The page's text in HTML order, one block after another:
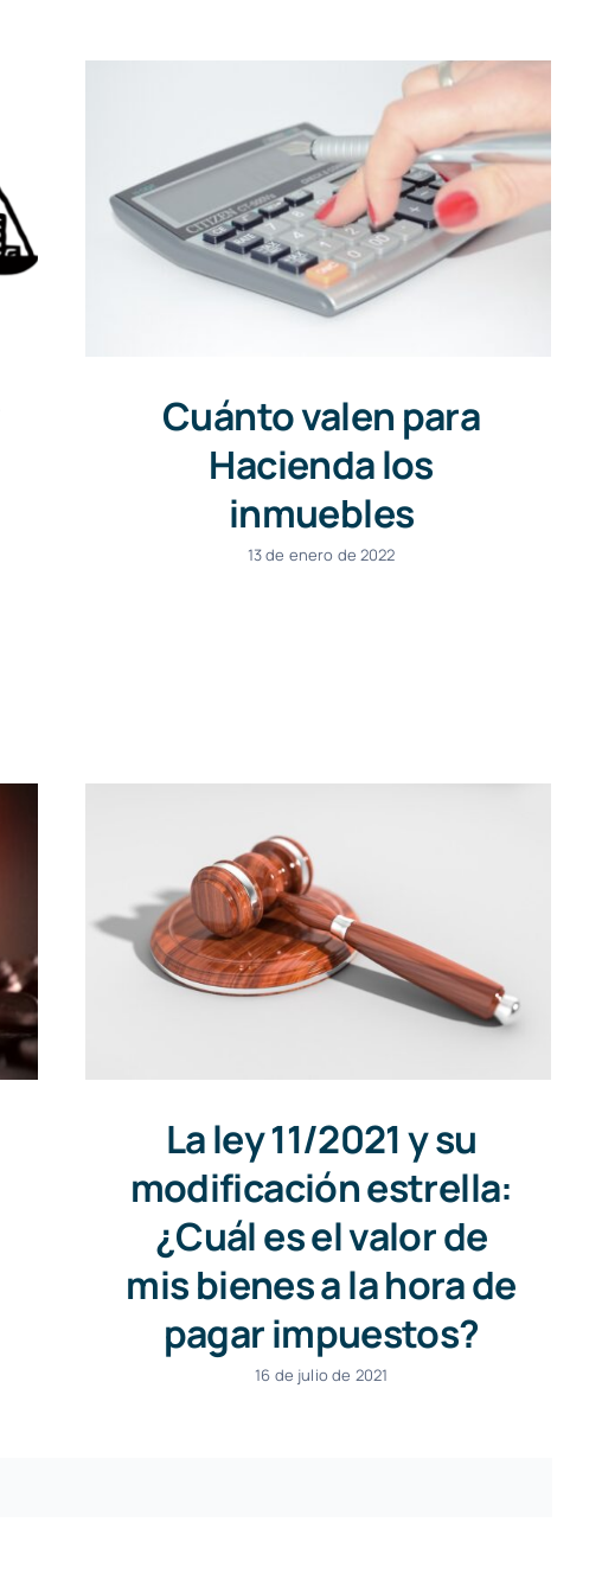
Cuánto valen para
Hacienda los
inmuebles
13 de enero de 2022
La ley 11/2021 y su
modificación estrella:
¿Cuál es el valor de
mis bienes a la hora de
pagar impuestos?
16 de julio de 2021